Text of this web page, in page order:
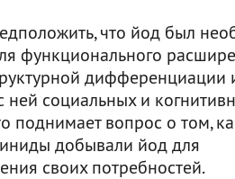
что йод был
функционального
дифференциации
ней социальных и
поднимает вопрос о том,
добывали йод для
своих потребностей.